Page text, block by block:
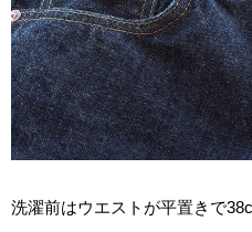
洗濯前はウエストが平置きで